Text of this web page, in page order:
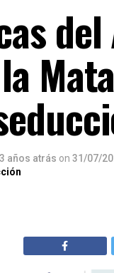
3 años atrás on 31/07/